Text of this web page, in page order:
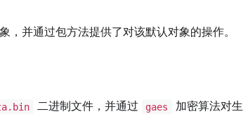
，并通过包方法提供了对该默认对象的操作。
二进制文件，并通过 gaes
加密算法对